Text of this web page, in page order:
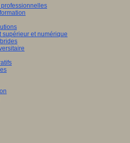
supérieur et numérique